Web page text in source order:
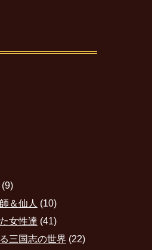
(9)
＆仙人 (10)
女性達 (41)
三国志の世界 (22)